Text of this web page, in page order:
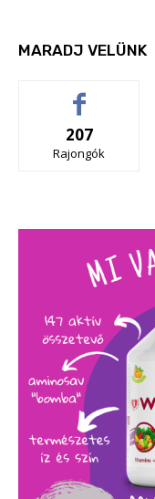
MARADJ VELÜNK
207
Rajongók